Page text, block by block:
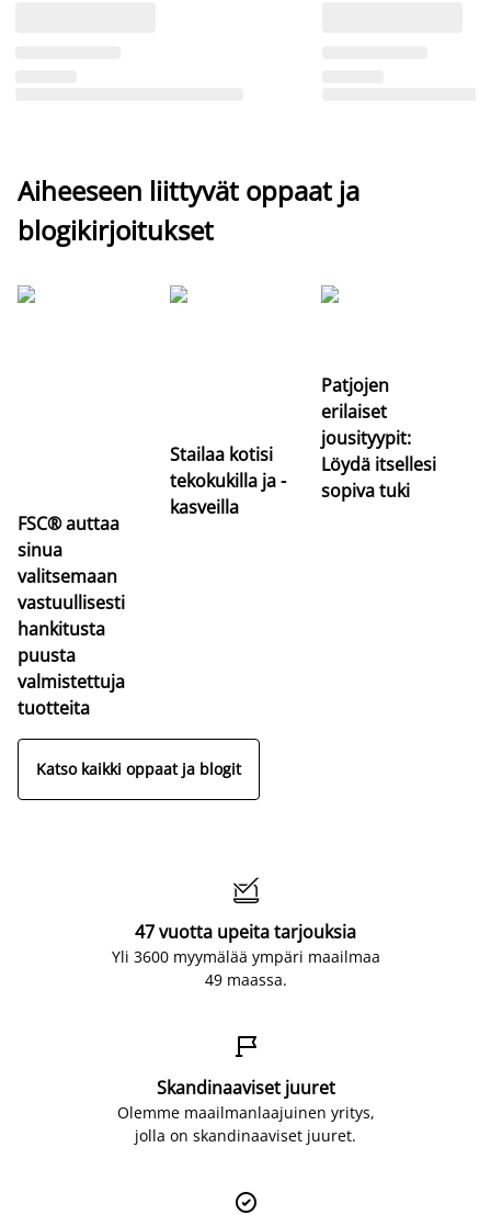
Aiheeseen liittyvät oppaat ja
blogikirjoitukset
FSC® auttaa
sinua
valitsemaan
vastuullisesti
hankitusta
puusta
valmistettuja
tuotteita
Stailaa kotisi
tekokukilla ja -
kasveilla
Patjojen
erilaiset
jousityypit:
Löydä itsellesi
sopiva tuki
Katso kaikki oppaat ja blogit

47 vuotta upeita tarjouksia
Yli 3600 myymälää ympäri maailmaa
49 maassa.

Skandinaaviset juuret
Olemme maailmanlaajuinen yritys,
jolla on skandinaaviset juuret.
